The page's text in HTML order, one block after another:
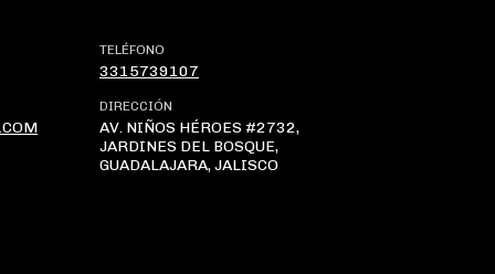
TELÉFONO
3315739107
DIRECCIÓN
AV. NIÑOS HÉROES #2732,
JARDINES DEL BOSQUE,
GUADALAJARA, JALISCO